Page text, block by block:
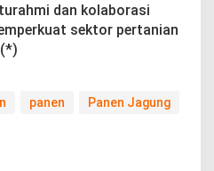
dan kolaborasi
sektor pertanian
panen
Panen Jagung